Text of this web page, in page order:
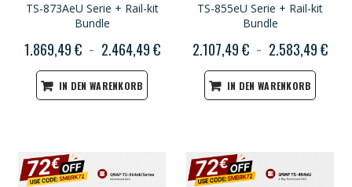
TS-873AeU Serie + Rail-kit
Bundle
1.869,49 € 2.464,49 €
IN DEN WARENKORB
TS-855eU Serie + Rail-kit
Bundle
2.107,49 € 2.583,49 €
IN DEN WARENKORB